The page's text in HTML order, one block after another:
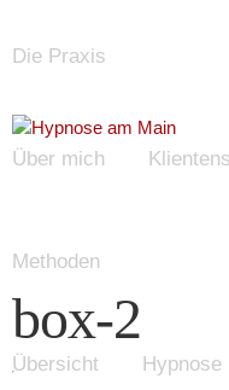
Die Praxis
Über mich
Methoden
Übersicht Hypnose
box-2